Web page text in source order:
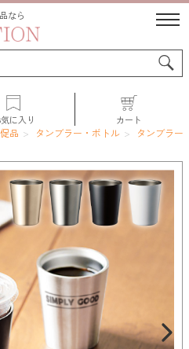
なら
に入り カート
ポート
ンキング
の方へ
ある質問
品 タンブラー・ボトル タンブラー